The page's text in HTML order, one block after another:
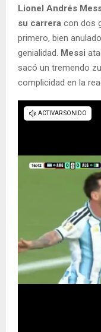
Lionel Andrés
su carrera con dos
primero, bien
genialidad. Messi
sacó un tremendo
complicidad en la